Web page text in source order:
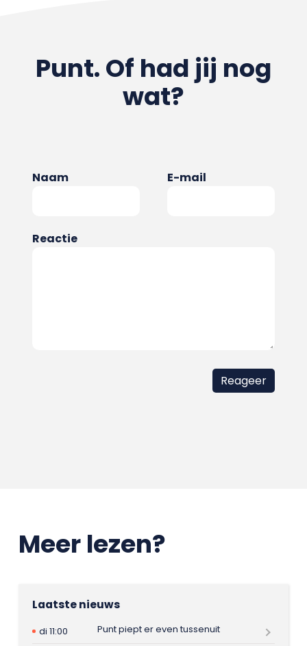
Punt. Of had jij nog
wat?
Naam E-mail
Reactie
Meer lezen?
Laatste nieuws
di 11:00
Punt piept er even tussenuit